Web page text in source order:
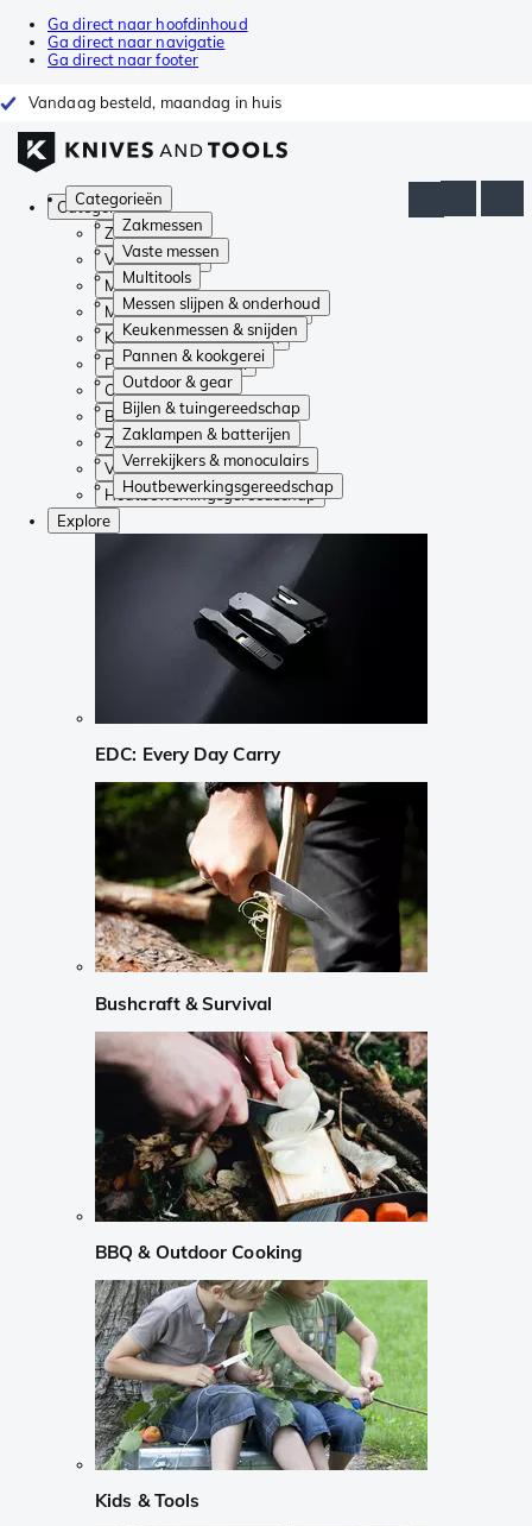
Ga direct naar hoofdinhoud
Ga direct naar navigatie
Ga direct naar footer
Vandaag besteld, maandag in huis
Categorieën
Zakmessen
Vaste messen
Multitools
Messen slijpen & onderhoud
Keukenmessen & snijden
Pannen & kookgerei
Outdoor & gear
Bijlen & tuingereedschap
Zaklampen & batterijen
Verrekijkers & monoculairs
Houtbewerkingsgereedschap
Categorieën
Zakmessen
Vaste messen
Multitools
Messen slijpen & onderhoud
Keukenmessen & snijden
Pannen & kookgerei
Outdoor & gear
Bijlen & tuingereedschap
Zaklampen & batterijen
Verrekijkers & monoculairs
Houtbewerkingsgereedschap
Explore
EDC: Every Day Carry
Bushcraft & Survival
BBQ & Outdoor Cooking
Kids & Tools